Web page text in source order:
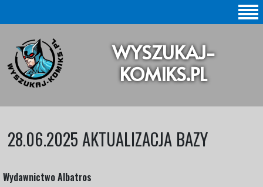
SZUKAJ |
BAZA KOMIKSÓW |
KOLEKCJE KOMIKSÓW
WYSZUKAJ-
KOMIKS.PL
28.06.2025 AKTUALIZACJA BAZY
Wydawnictwo Albatros